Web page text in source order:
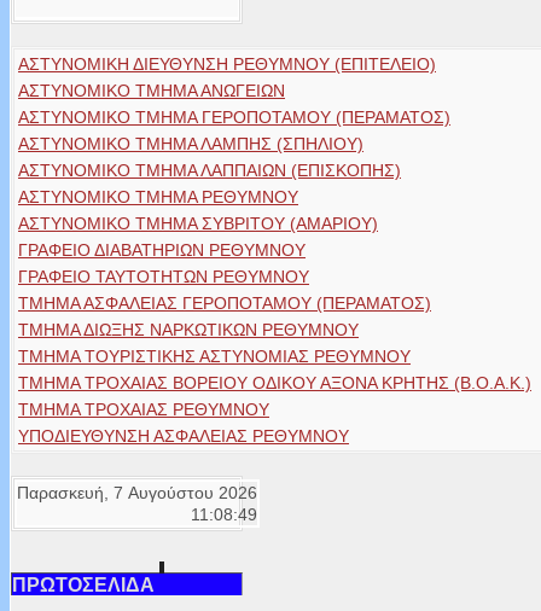
ΑΣΤΥΝΟΜΙΚΗ ΔΙΕΥΘΥΝΣΗ ΡΕΘΥΜΝΟΥ (ΕΠΙΤΕΛΕΙΟ)
ΑΣΤΥΝΟΜΙΚΟ ΤΜΗΜΑ ΑΝΩΓΕΙΩΝ
ΑΣΤΥΝΟΜΙΚΟ ΤΜΗΜΑ ΓΕΡΟΠΟΤΑΜΟΥ (ΠΕΡΑΜΑΤΟΣ)
ΑΣΤΥΝΟΜΙΚΟ ΤΜΗΜΑ ΛΑΜΠΗΣ (ΣΠΗΛΙΟΥ)
ΑΣΤΥΝΟΜΙΚΟ ΤΜΗΜΑ ΛΑΠΠΑΙΩΝ (ΕΠΙΣΚΟΠΗΣ)
ΑΣΤΥΝΟΜΙΚΟ ΤΜΗΜΑ ΡΕΘΥΜΝΟΥ
ΑΣΤΥΝΟΜΙΚΟ ΤΜΗΜΑ ΣΥΒΡΙΤΟΥ (ΑΜΑΡΙΟΥ)
ΓΡΑΦΕΙΟ ΔΙΑΒΑΤΗΡΙΩΝ ΡΕΘΥΜΝΟΥ
ΓΡΑΦΕΙΟ ΤΑΥΤΟΤΗΤΩΝ ΡΕΘΥΜΝΟΥ
ΤΜΗΜΑ ΑΣΦΑΛΕΙΑΣ ΓΕΡΟΠΟΤΑΜΟΥ (ΠΕΡΑΜΑΤΟΣ)
ΤΜΗΜΑ ΔΙΩΞΗΣ ΝΑΡΚΩΤΙΚΩΝ ΡΕΘΥΜΝΟΥ
ΤΜΗΜΑ ΤΟΥΡΙΣΤΙΚΗΣ ΑΣΤΥΝΟΜΙΑΣ ΡΕΘΥΜΝΟΥ
ΤΜΗΜΑ ΤΡΟΧΑΙΑΣ ΒΟΡΕΙΟΥ ΟΔΙΚΟΥ ΑΞΟΝΑ ΚΡΗΤΗΣ (Β.Ο.Α.Κ.)
ΤΜΗΜΑ ΤΡΟΧΑΙΑΣ ΡΕΘΥΜΝΟΥ
ΥΠΟΔΙΕΥΘΥΝΣΗ ΑΣΦΑΛΕΙΑΣ ΡΕΘΥΜΝΟΥ
Παρασκευή, 7 Αυγούστου 2026
11:08:49
ΠΡΩΤΟΣΕΛΙΔΑ